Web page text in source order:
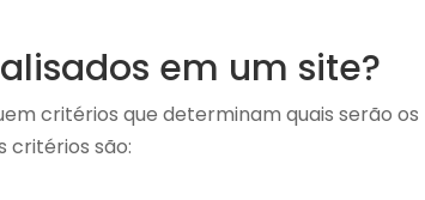
em um site?
critérios que determinam quais serão os
critérios são: